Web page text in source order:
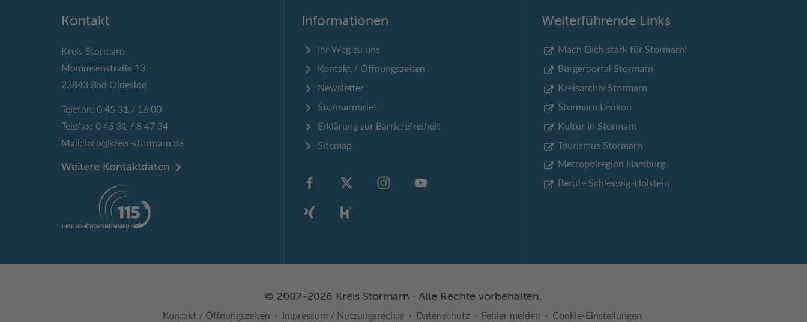
Kontakt
Kreis Stormarn
Mommsenstraße 13
23843 Bad Oldesloe
Telefon: 0 45 31 / 16 00
Telefax: 0 45 31 / 8 47 34
Mail: info@kreis-stormarn.de
Weitere Kontaktdaten
Informationen
Ihr Weg zu uns
Kontakt / Öffnungszeiten
Newsletter
Stormarnbrief
Erklärung zur Barrierefreiheit
Sitemap
Weiterführende Links
Mach Dich stark für Stormarn!
Bürgerportal Stormarn
Kreisarchiv Stormarn
Stormarn Lexikon
Kultur in Stormarn
Tourismus Stormarn
Metropolregion Hamburg
Berufe Schleswig-Holstein
© 2007-2026 Kreis Stormarn · Alle Rechte vorbehalten.
Kontakt / Öffnungszeiten Impressum / Nutzungsrechte Datenschutz Fehler melden Cookie-Einstellungen